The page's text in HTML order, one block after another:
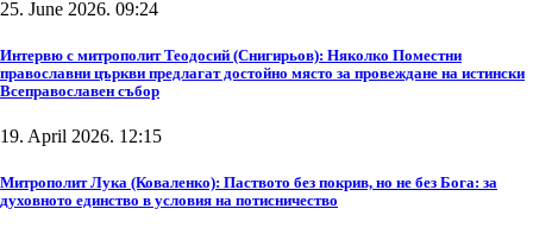
25. June 2026. 09:24
Интервю с митрополит Теодосий (Снигирьов): Няколко Поместни
православни църкви предлагат достойно място за провеждане на истински
Всеправославен събор
19. April 2026. 12:15
Митрополит Лука (Коваленко): Паството без покрив, но не без Бога: за
духовното единство в условия на потисничество